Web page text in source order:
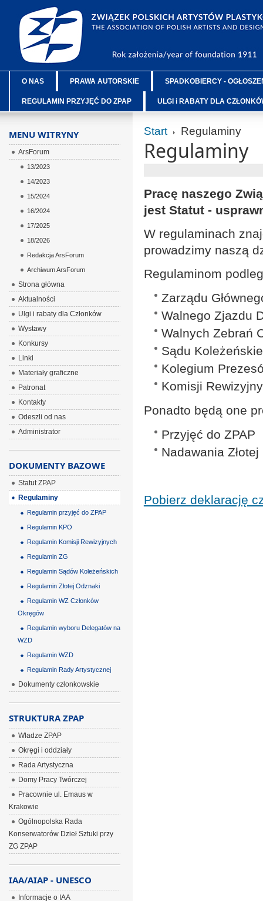
O NAS PRAWA AUTORSKIE SPADKOBIERCY -
REGULAMIN PRZYJĘĆ DO ZPAP ULGI i RABATY DLA
Start Regulaminy
Regulaminy
Pracę naszego
jest Statut -
W regulaminach
prowadzimy naszą
Regulaminom
Zarządu
Walnego Zjazdu
Walnych Zebrań
Sądu
Kolegium
Komisji
Ponadto będą one
Przyjęć do ZPAP
Nadawania
Pobierz deklarację
MENU WITRYNY
ArsForum
13/2023
14/2023
15/2024
16/2024
17/2025
18/2026
Redakcja ArsForum
Archiwum ArsForum
Strona główna
Aktualności
Ulgi i rabaty dla Członków
Wystawy
Konkursy
Linki
Materiały graficzne
Patronat
Kontakty
Odeszli od nas
Administrator
DOKUMENTY BAZOWE
Statut ZPAP
Regulaminy
Regulamin przyjęć do ZPAP
Regulamin KPO
Regulamin Komisji Rewizyjnych
Regulamin ZG
Regulamin Sądów Koleżeńskich
Regulamin Złotej Odznaki
Regulamin WZ Członków
Okręgów
Regulamin wyboru Delegatów na
WZD
Regulamin WZD
Regulamin Rady Artystycznej
Dokumenty członkowskie
STRUKTURA ZPAP
Władze ZPAP
Okręgi i oddziały
Rada Artystyczna
Domy Pracy Twórczej
Pracownie ul. Emaus w
Krakowie
Ogólnopolska Rada
Konserwatorów Dzieł Sztuki przy
ZG ZPAP
IAA/AIAP - UNESCO
Informacje o IAA